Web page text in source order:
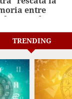
entre
y El
TRENDING